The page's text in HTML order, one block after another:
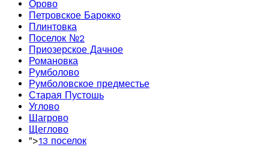
Орово
Петровское Барокко
Плинтовка
Поселок №2
Приозерское Дачное
Романовка
Румболово
Румболовское предместье
Старая Пустошь
Углово
Шагрово
Щеглово
">13 поселок